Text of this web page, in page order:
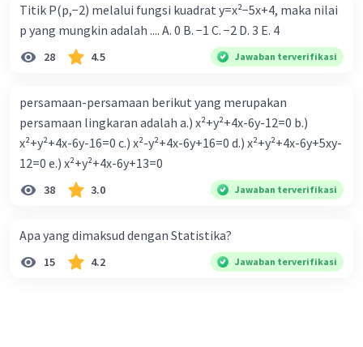
Titik P(p,−2) melalui fungsi kuadrat y=x²−5x+4, maka nilai
p yang mungkin adalah .... A. 0 B. −1 C. −2 D. 3 E. 4
28 4.5 Jawaban terverifikasi
persamaan-persamaan berikut yang merupakan
persamaan lingkaran adalah a.) x²+y²+4x-6y-12=0 b.)
x²+y²+4x-6y-16=0 c.) x²-y²+4x-6y+16=0 d.) x²+y²+4x-6y+5xy-
12=0 e.) x²+y²+4x-6y+13=0
38 3.0 Jawaban terverifikasi
Apa yang dimaksud dengan Statistika?
15 4.2 Jawaban terverifikasi